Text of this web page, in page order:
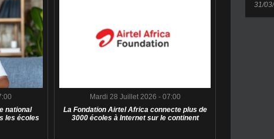
national
les écoles
Mardi 28 Juillet 2026 - 07:00
La Fondation Airtel Africa connecte plus de
3000 écoles à Internet sur le continent
31/